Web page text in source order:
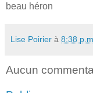
beau héron
Lise Poirier à 8:38 p.m.
Aucun